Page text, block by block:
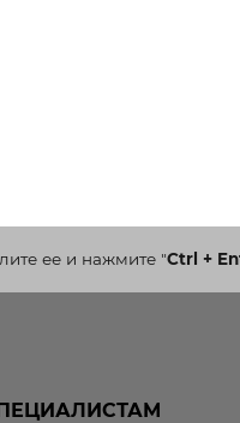
ее и нажмите"Ctrl +